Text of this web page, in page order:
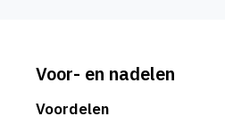
Voor- en nadelen
Voordelen